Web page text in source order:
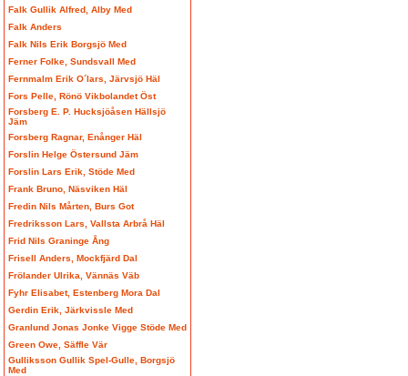
Falk Gullik Alfred, Alby Med
Falk Anders
Falk Nils Erik Borgsjö Med
Ferner Folke, Sundsvall Med
Fernmalm Erik O´lars, Järvsjö Häl
Fors Pelle, Rönö Vikbolandet Öst
Forsberg E. P. Hucksjöåsen Hällsjö
Jäm
Forsberg Ragnar, Enånger Häl
Forslin Helge Östersund Jäm
Forslin Lars Erik, Stöde Med
Frank Bruno, Näsviken Häl
Fredin Nils Mårten, Burs Got
Fredriksson Lars, Vallsta Arbrå Häl
Frid Nils Graninge Ång
Frisell Anders, Mockfjärd Dal
Frölander Ulrika, Vännäs Väb
Fyhr Elisabet, Estenberg Mora Dal
Gerdin Erik, Järkvissle Med
Granlund Jonas Jonke Vigge Stöde Med
Green Owe, Säffle Vär
Gulliksson Gullik Spel-Gulle, Borgsjö
Med